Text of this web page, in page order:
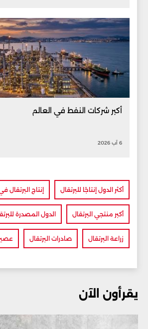
أكبر شركات النفط في العالم
6 آب 2026
أكثر الدول إنتاجًا للبرتقال إنتاج البرتقال
أكبر منتجي البرتقال الدول المصدرة
زراعة البرتقال صادرات البرتقال
يقرأون الآن